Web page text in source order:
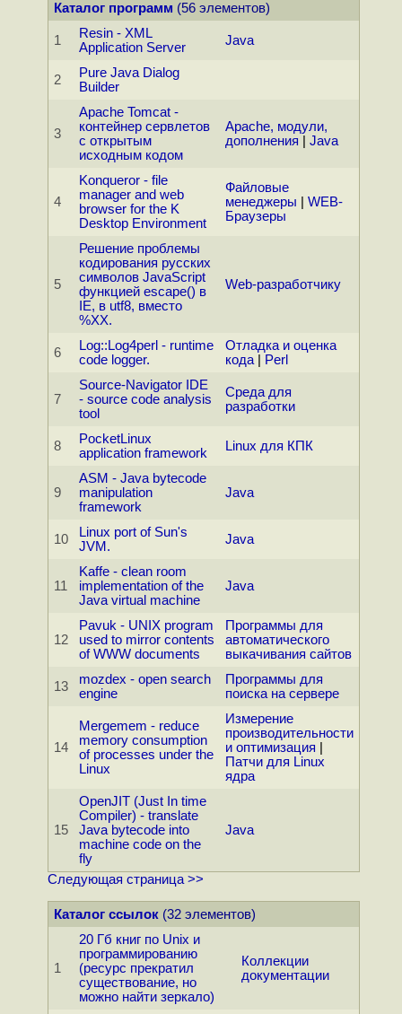
Каталог программ (56 элементов)
1
Resin - XML
Application Server
Java
2
Pure Java Dialog
Builder
3
Apache Tomcat -
контейнер сервлетов
с открытым
исходным кодом
Apache, модули,
дополнения
Java
4
Konqueror - file
manager and web
browser for the K
Desktop Environment
Файловые
менеджеры
WEB-
Браузеры
5
Решение проблемы
кодирования русских
символов JavaScript
функцией escape() в
IE, в utf8, вместо
%XX.
Web-разработчику
6
Log::Log4perl - runtime
code logger.
Отладка и оценка
кода| Perl
7
Source-Navigator IDE
- source code analysis
tool
Среда для
разработки
8
PocketLinux
application framework
Linux для КПК
9
ASM - Java bytecode
manipulation
framework
Java
10
Linux port of Sun's
JVM.
Java
11
Kaffe - clean room
implementation of the
Java virtual machine
Java
12
Pavuk - UNIX program
used to mirror contents
of WWW documents
Программы для
автоматического
выкачивания сайтов
13
mozdex - open search
engine
Программы для
поиска на сервере
14
Mergemem - reduce
memory consumption
of processes under the
Linux
Измерение
производительности
и оптимизация
Патчи для Linux
ядра
15
OpenJIT (Just In time
Compiler) - translate
Java bytecode into
machine code on the
fly
Java
Следующая страница >>
Каталог ссылок(32 элементов)
1
20 Гб книг по Unix и
программированию
(ресурс прекратил
существование, но
можно найти зеркало)
Коллекции
документации